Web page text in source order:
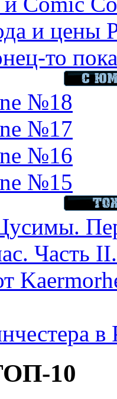
и цены
то
№18
№17
№16
№15
Часть
10